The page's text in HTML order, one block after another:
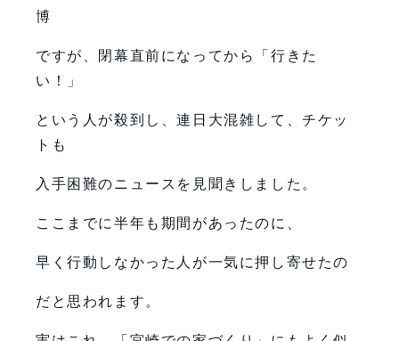
博
ですが、閉幕直前になってから「行きた
い！」
という人が殺到し、連日大混雑して、チケッ
トも
入手困難のニュースを見聞きしました。
ここまでに半年も期間があったのに、
早く行動しなかった人が一気に押し寄せたの
だと思われます。